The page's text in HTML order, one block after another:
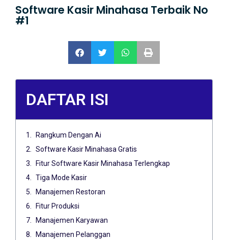
Software Kasir Minahasa Terbaik No
#1
DAFTAR ISI
Rangkum Dengan Ai
Software Kasir Minahasa Gratis
Fitur Software Kasir Minahasa Terlengkap
Tiga Mode Kasir
Manajemen Restoran
Fitur Produksi
Manajemen Karyawan
Manajemen Pelanggan